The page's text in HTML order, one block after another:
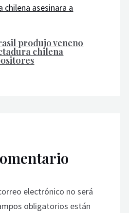
produjo veneno
chilena
electrónico no será
obligatorios están